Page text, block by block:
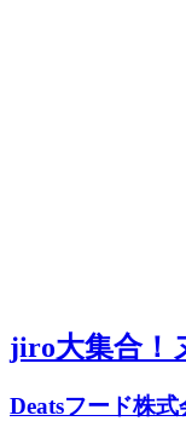
jiro大集合！
Deatsフード株式